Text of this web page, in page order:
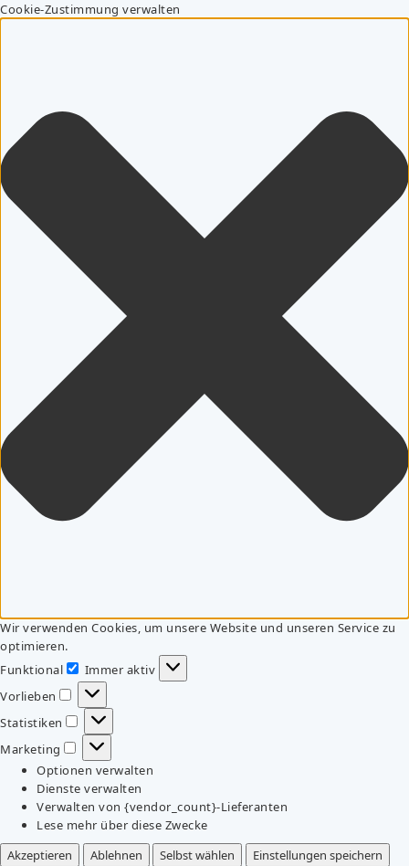
Cookie-Zustimmung verwalten
Wir verwenden Cookies, um unsere Website und unseren Service zu
optimieren.
Funktional
Funktional
Immer aktiv
Vorlieben
Vorlieben
Statistiken
Statistiken
Marketing
Marketing
Optionen verwalten
Dienste verwalten
Verwalten von {vendor_count}-Lieferanten
Lese mehr über diese Zwecke
Akzeptieren
Ablehnen Selbst wählen
Einstellungen speichern